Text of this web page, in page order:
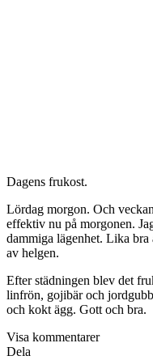
Dagens frukost.
Lördag morgon. Och
effektiv nu på morgonen.
dammiga lägenhet. Lika bra
av helgen.
Efter städningen blev det
linfrön, gojibär och
och kokt ägg. Gott och bra.
Visa kommentarer
Dela